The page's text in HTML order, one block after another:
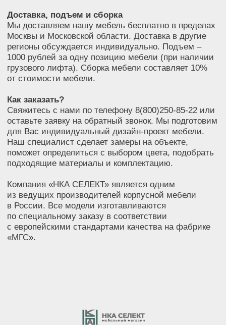
Меню
О нас
Этапы работы
Статьи
Каталог
Шкафы распашные
Заказать звонок
Копирование и иное использование материалов с сайта без
предусмотренную действующим законодательством.
Данный сайт, а также вся информация о товарах и ценах,
предоставленная на нём, носит исключительно информационный
характер и ни при каких условиях не является публичной офертой.
Политика использования файлов cookies
Разработка сайта
+7 (915) 170-12-22
info@nkaselect-msk.ru
Вотсап
Телеграм
Политика конфиденциальности